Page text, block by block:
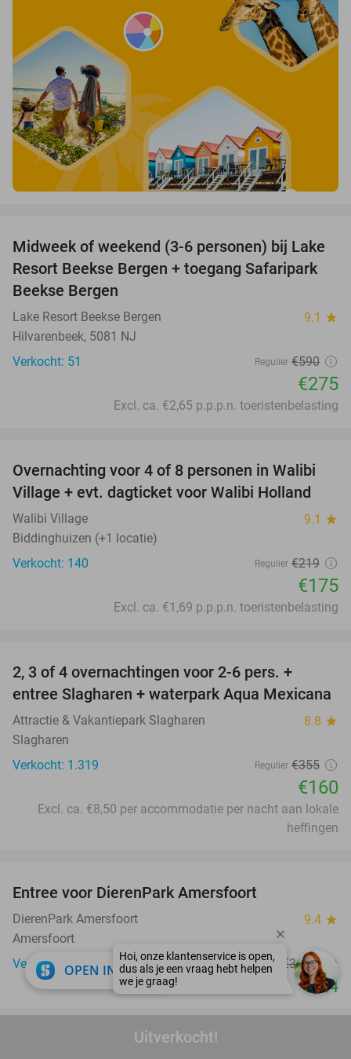
Uitverkocht!
53%
Midweek of weekend (3-6 personen) bij Lake
Resort Beekse Bergen + toegang Safaripark
Beekse Bergen
Lake Resort Beekse Bergen 9.1 star
Hilvarenbeek, 5081 NJ
Verkocht: 51
Regulier €590
€275
Excl. ca. €2,65 p.p.p.n. toeristenbelasting
20%
Overnachting voor 4 of 8 personen in Walibi
Village + evt. dagticket voor Walibi Holland
Walibi Village 9.1 star
Biddinghuizen (+1 locatie)
Verkocht: 140
Regulier €219
€175
Excl. ca. €1,69 p.p.p.n. toeristenbelasting
2, 3 of 4 overnachtingen voor 2-6 pers. +
entree Slagharen + waterpark Aqua Mexicana
Attractie & Vakantiepark Slagharen 8.8 star
Slagharen
Verkocht: 1.319
Regulier €355
€160
Excl. ca. €8,50 per accommodatie per nacht aan lokale
heffingen
Entree voor DierenPark Amersfoort
DierenPark Amersfoort 9.4 star
Amersfoort
Verkocht: 8.893
Regulier €31,50
€24
favorite_border
OPEN IN APP close